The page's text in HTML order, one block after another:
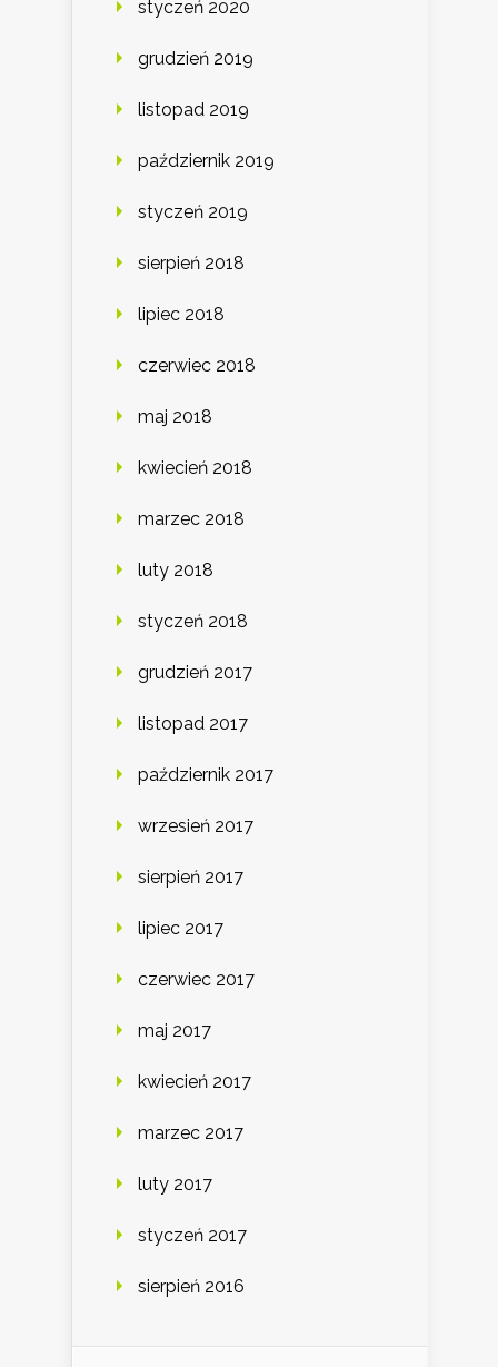
styczeń 2020
grudzień 2019
listopad 2019
październik 2019
styczeń 2019
sierpień 2018
lipiec 2018
czerwiec 2018
maj 2018
kwiecień 2018
marzec 2018
luty 2018
styczeń 2018
grudzień 2017
listopad 2017
październik 2017
wrzesień 2017
sierpień 2017
lipiec 2017
czerwiec 2017
maj 2017
kwiecień 2017
marzec 2017
luty 2017
styczeń 2017
sierpień 2016